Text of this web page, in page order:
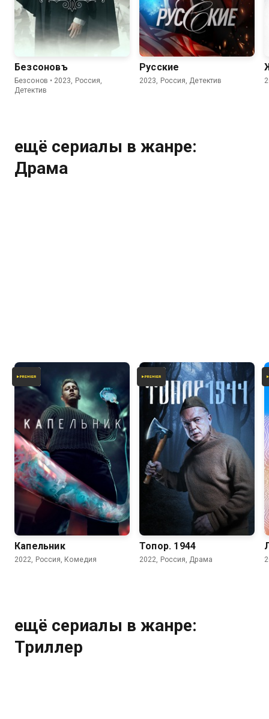
7.6
Безсоновъ
Безсонов • 2023, Россия,
Детектив
7.4
Русские
2023, Россия, Детектив
ещё сериалы в жанре:
Драма
7.8
Капельник
2022, Россия, Комедия
Топор. 1944
2022, Россия, Драма
ещё сериалы в жанре:
Триллер